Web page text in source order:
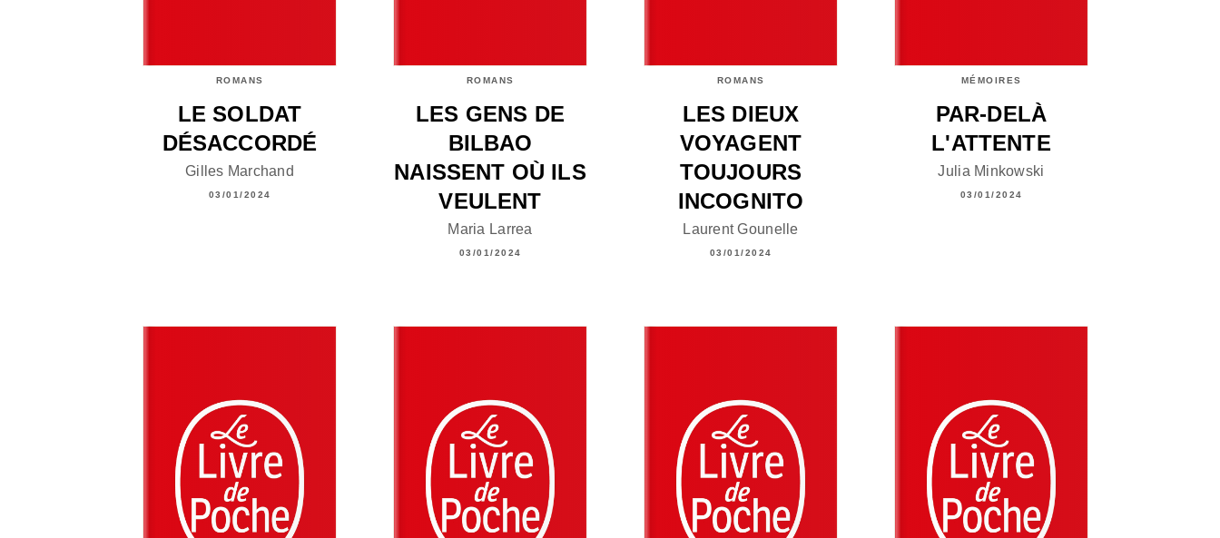
ROMANS
LE SOLDAT
DÉSACCORDÉ
Gilles Marchand
03/01/2024
ROMANS
LES GENS DE
BILBAO
NAISSENT OÙ ILS
VEULENT
Maria Larrea
03/01/2024
ROMANS
LES DIEUX
VOYAGENT
TOUJOURS
INCOGNITO
Laurent Gounelle
03/01/2024
MÉMOIRES
PAR-DELÀ
L'ATTENTE
Julia Minkowski
03/01/2024